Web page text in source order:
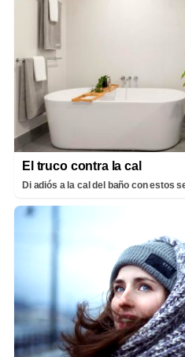
El truco contra la cal
Di adiós a la cal del baño con estos